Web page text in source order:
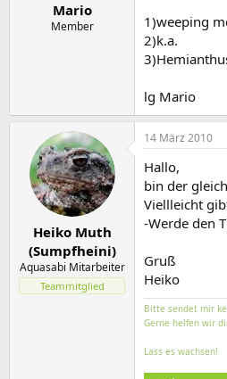
Mario
Member
1)weeping
2)k.a.
lg Mario
Heiko Muth
(Sumpfheini)
Aquasabi Mitarbeiter
Teammitglied
14 März 2010
Hallo,
bin der
Viellleicht
-Werde den
Gruß
Heiko
Bitte sendet mir
Gerne helfen wir
Lass es wachsen!